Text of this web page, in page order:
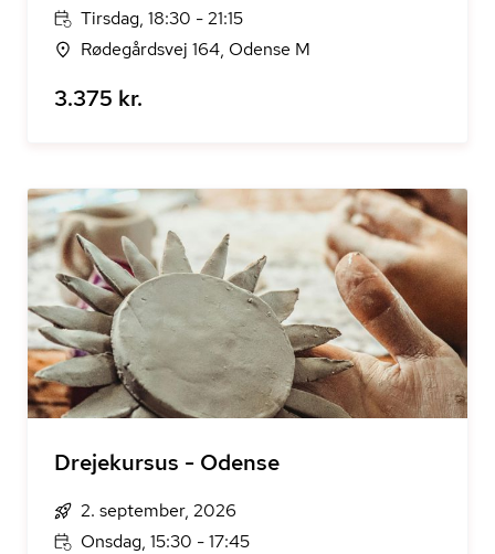
Tirsdag, 18:30 - 21:15
Rødegårdsvej 164, Odense M
3.375 kr.
Drejekursus - Odense
2. september, 2026
Onsdag, 15:30 - 17:45